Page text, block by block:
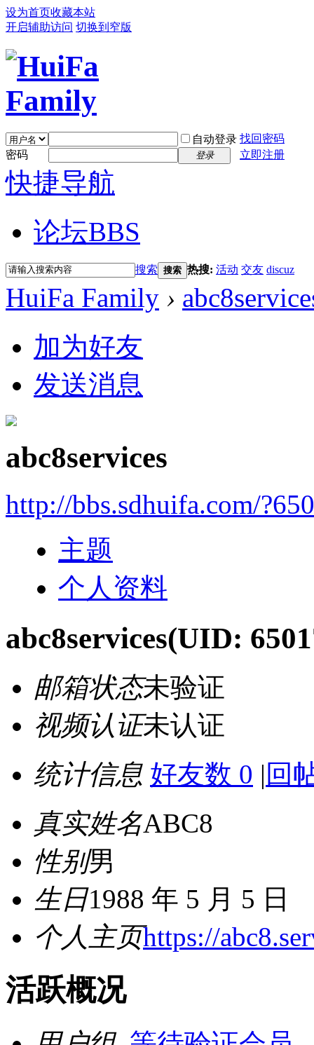
设为首页收藏本站
开启辅助访问 切换到窄版
自动登录 找回密码
密码
登录 立即注册
快捷导航
论坛BBS
搜索 搜索 热搜: 活动 交友 discuz
HuiFa Family ›
加为好友
发送消息
abc8services
http://bbs.sdhuifa.com/
主题
个人资料
abc8services(UID:
邮箱状态未验证
视频认证未认证
统计信息 好友数 0 | 回
真实姓名ABC8
性别男
生日1988 年 5 月 5 日
个人主页https://
活跃概况